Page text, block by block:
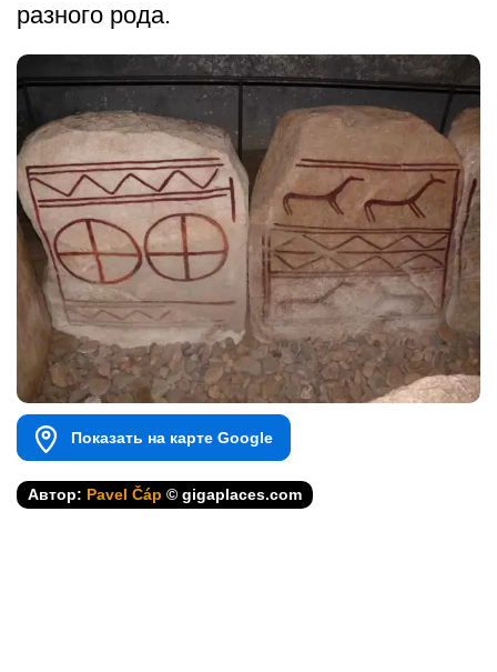
разного рода.
Показать на карте Google
Автор: Pavel Čáp © gigaplaces.com